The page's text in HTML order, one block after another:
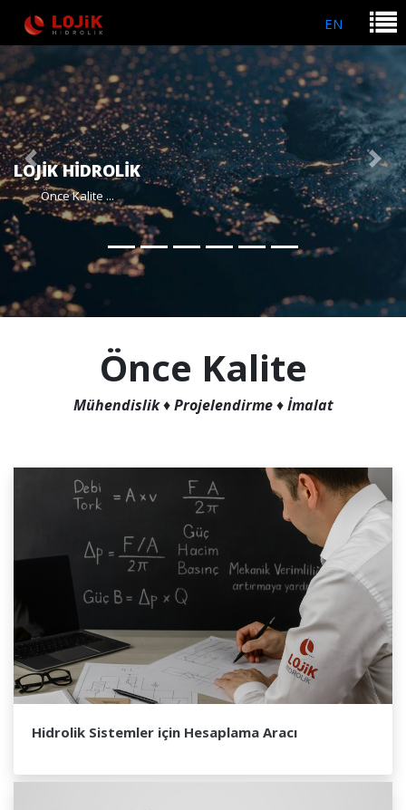
EN
GENİŞ ÜRÜN YELPAZESİ
Previous Next
Önce Kalite
Mühendislik ♦ Projelendirme ♦ İmalat
Hidrolik Sistemler için Hesaplama Aracı